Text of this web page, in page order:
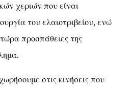
χεριών που είναι
του ελαιοτριβείου, ενώ
προσπάθειες της
στις κινήσεις που